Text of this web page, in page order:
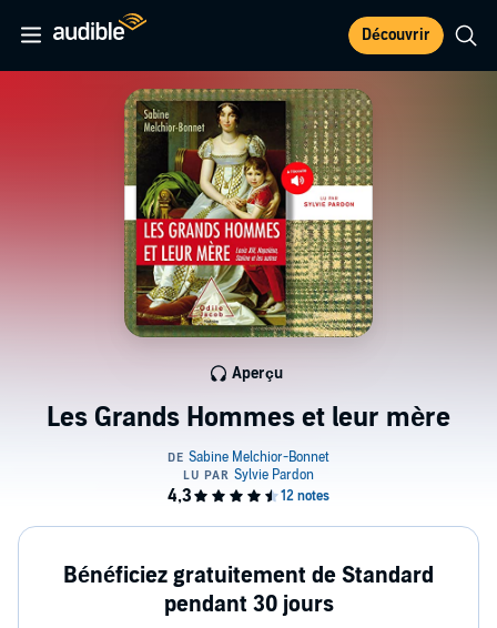
Découvrir
Les Grands Hommes et leur mère
Aperçu
Bénéficiez gratuitement de Standard
pendant 30 jours